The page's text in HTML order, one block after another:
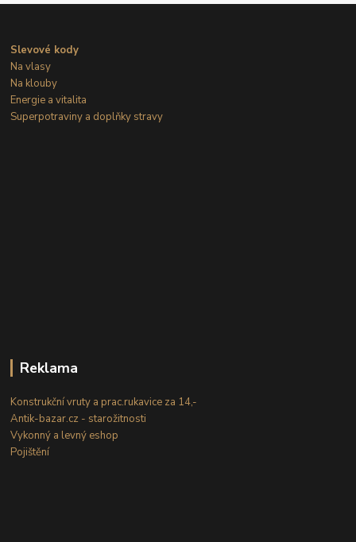
Slevové kody
Na vlasy
Na klouby
Energie a vitalita
Superpotraviny a doplňky stravy
Reklama
Konstrukční vruty a prac.rukavice za 14,-
Antik-bazar.cz - starožitnosti
Vykonný a levný eshop
Pojištění